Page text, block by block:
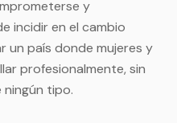
y
incidir en el cambio
un país donde mujeres y
profesionalmente, sin
ningún tipo.